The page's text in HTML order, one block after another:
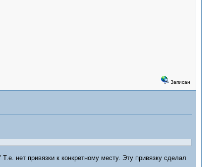
Записан
нет привязки к конкретному месту. Эту привязку сделал